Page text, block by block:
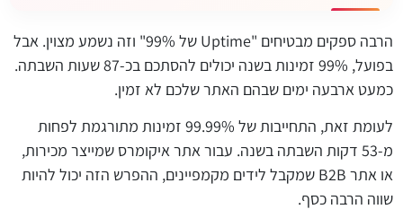
הרבה ספקים מבטיחים "Uptime של 99%" וזה נשמע מצוין. אבל
בפועל, 99% זמינות בשנה יכולים להסתכם בכ-87 שעות השבתה.
כמעט ארבעה ימים שבהם האתר שלכם לא זמין.
לעומת זאת, התחייבות של 99.99% זמינות מתורגמת לפחות
מ-53 דקות השבתה בשנה. עבור אתר איקומרס שמייצר מכירות,
או אתר B2B שמקבל לידים מקמפיינים, ההפרש הזה יכול להיות
שווה הרבה כסף.